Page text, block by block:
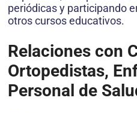
periódicas y participando
otros cursos educativos.
Relaciones con
Ortopedistas,
Personal de